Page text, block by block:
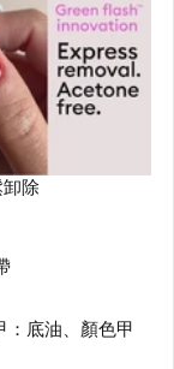
除
：底油、顏色甲